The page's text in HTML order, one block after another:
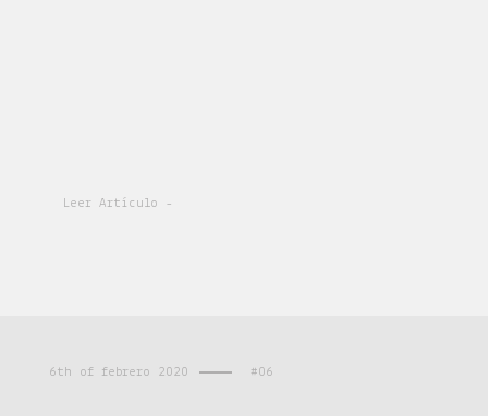
Leer Artículo -
6th of febrero 2020 #06